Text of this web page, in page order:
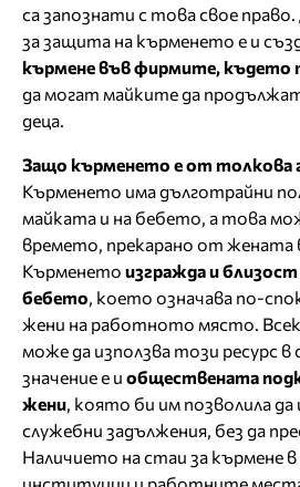
са запознати с това свое
за защита на кърменето е и
кърмене във фирмите, където
да могат майките да
деца.
Защо кърменето е от толкова
Кърменето има дълготрайни
майката и на бебето, а това
времето, прекарано от жената
Кърменето изгражда и
бебето, което означава по-
жени на работното място.
може да използва този ресурс в
значение е и обществената
жени, която би им позволила
служебни задължения, без да
Наличието на стаи за кърмене